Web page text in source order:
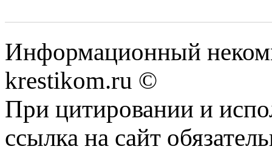
Информационный
krestikom.ru ©
При цитировании и
ссылка на сайт